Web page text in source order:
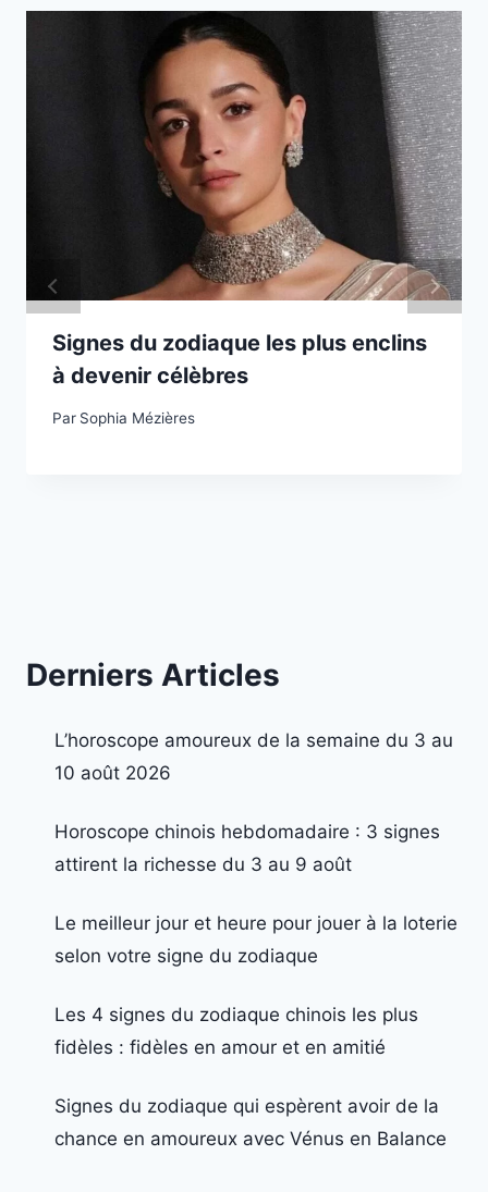
Signes du zodiaque les plus enclins
à devenir célèbres
Par Sophia Mézières
Derniers Articles
L’horoscope amoureux de la semaine du 3 au
10 août 2026
Horoscope chinois hebdomadaire : 3 signes
attirent la richesse du 3 au 9 août
Le meilleur jour et heure pour jouer à la loterie
selon votre signe du zodiaque
Les 4 signes du zodiaque chinois les plus
fidèles : fidèles en amour et en amitié
Signes du zodiaque qui espèrent avoir de la
chance en amoureux avec Vénus en Balance